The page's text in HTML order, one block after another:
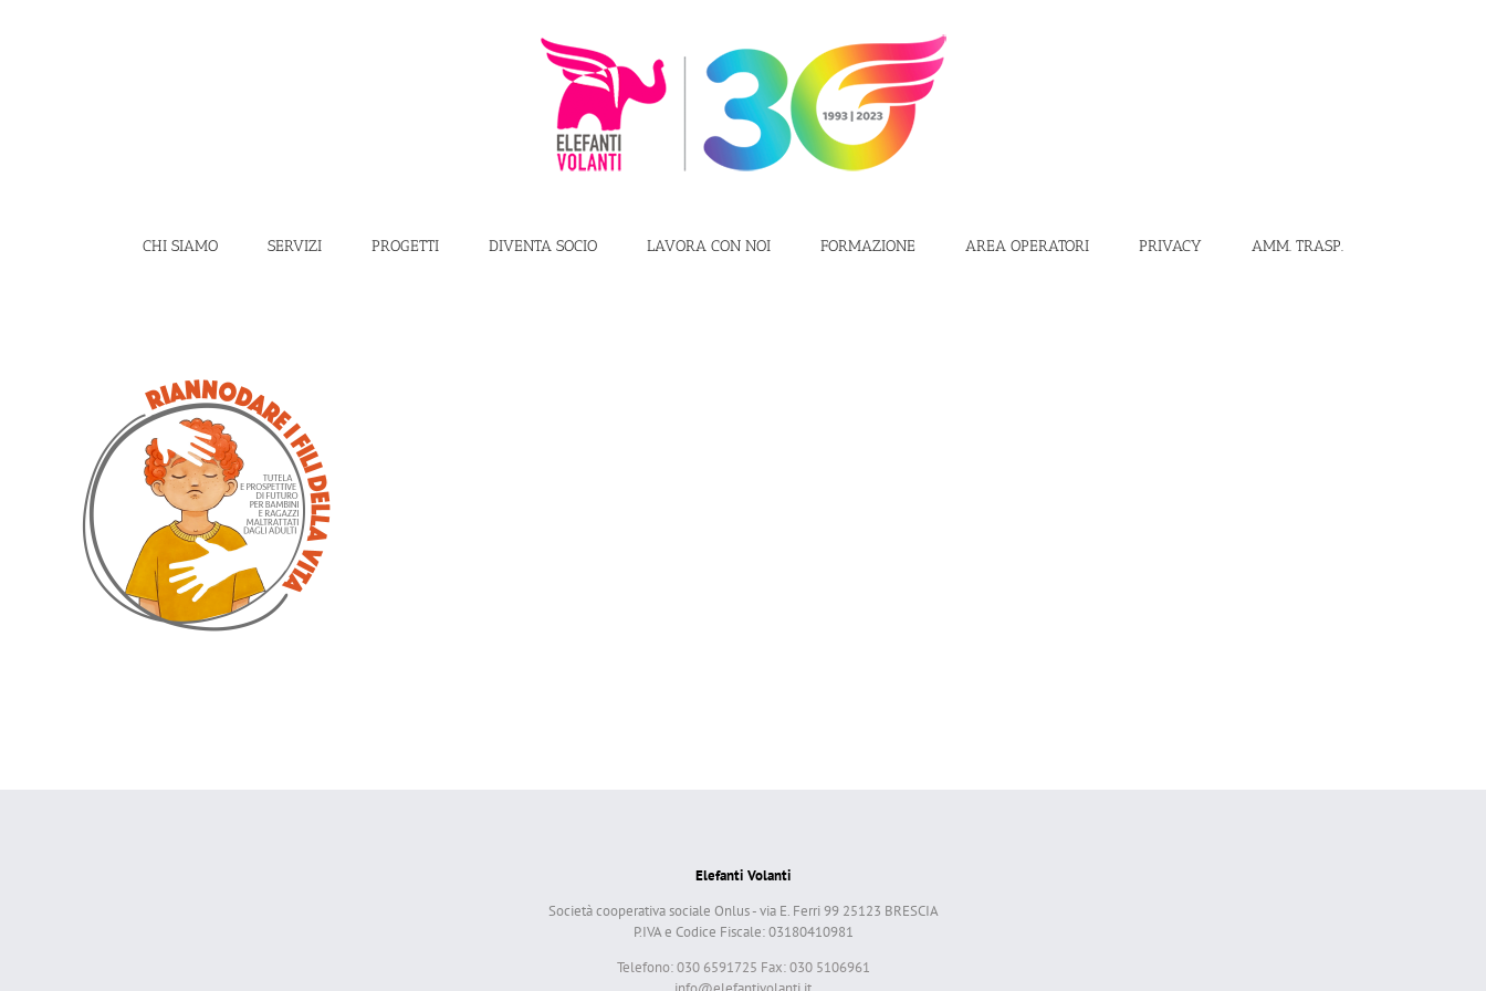
CHI SIAMO SERVIZI PROGETTI DIVENTA SOCIO LAVORA CON NOI FORMAZIONE AREA OPERATORI PRIVACY AMM. TRASP.
Elefanti Volanti
Società cooperativa sociale Onlus - via E. Ferri 99 25123 BRESCIA
P.IVA e Codice Fiscale: 03180410981
Telefono: 030 6591725 Fax: 030 5106961